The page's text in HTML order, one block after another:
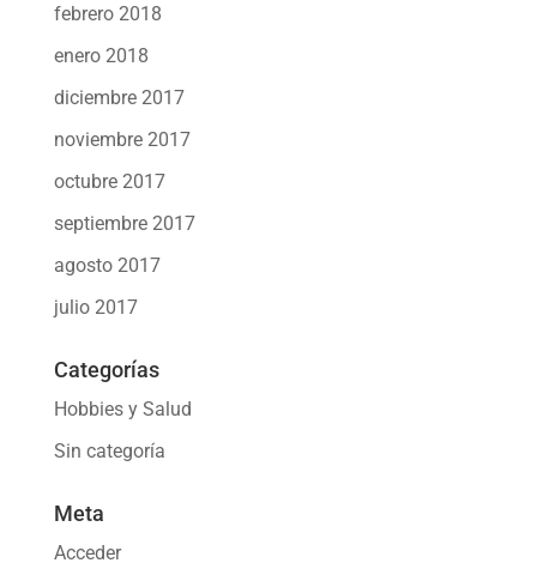
febrero 2018
enero 2018
diciembre 2017
noviembre 2017
octubre 2017
septiembre 2017
agosto 2017
julio 2017
Categorías
Hobbies y Salud
Sin categoría
Meta
Acceder